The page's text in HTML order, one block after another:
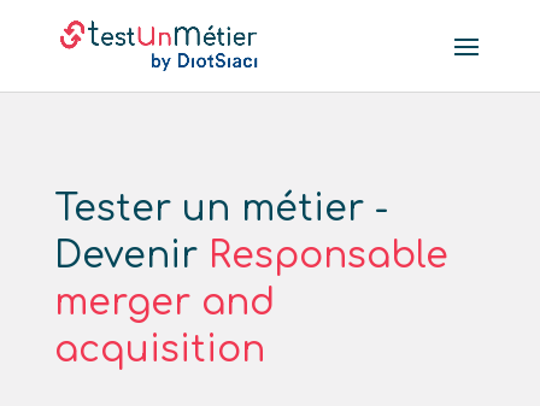
Tester un métier -
Devenir Responsable
merger and
acquisition